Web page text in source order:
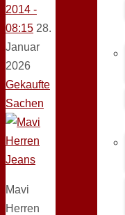
2014 -
08:15 28.
Januar
2026
Gekaufte
Sachen
Mavi
Herren